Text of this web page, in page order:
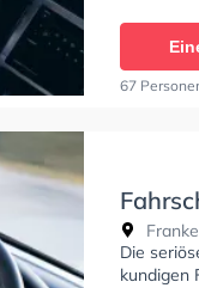
Klasse
C und
Sie
67
Die
kundigen